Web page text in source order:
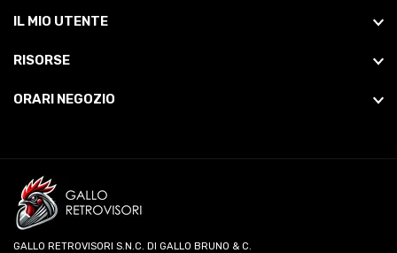
IL MIO UTENTE
RISORSE
ORARI NEGOZIO
GALLO RETROVISORI S.N.C. DI GALLO BRUNO & C.